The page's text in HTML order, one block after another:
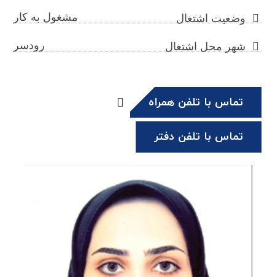
وضعیت اشتغال مشغول به کار
شهر محل اشتغال رودسر
تماس با تلفن همراه
تماس با تلفن دفتر